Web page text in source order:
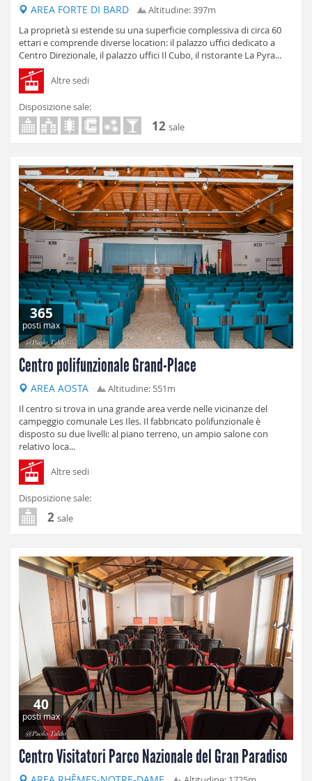
AREA FORTE DI BARD
Altitudine: 397m
La proprietà si estende su una superficie complessiva di circa 60
ettari e comprende diverse location: il palazzo uffici dedicato a
Centro Direzionale, il palazzo uffici Il Cubo, il ristorante La Pyra...
Altre sedi
Disposizione sale:
12 sale
365
posti max
Centro polifunzionale Grand-Place
AREA AOSTA
Altitudine: 551m
Il centro si trova in una grande area verde nelle vicinanze del
campeggio comunale Les Iles. Il fabbricato polifunzionale è
disposto su due livelli: al piano terreno, un ampio salone con
relativo loca...
Altre sedi
Disposizione sale:
2 sale
40
posti max
Centro Visitatori Parco Nazionale del Gran Paradiso